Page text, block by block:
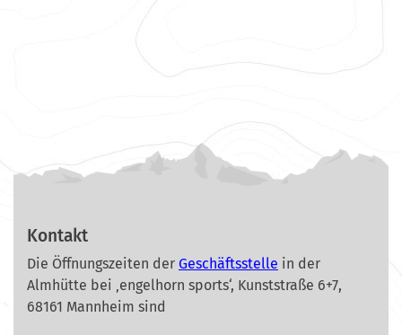
Kontakt
Die Öffnungszeiten der Geschäftsstelle in der
Almhütte bei ‚engelhorn sports‘, Kunststraße 6+7,
68161 Mannheim sind